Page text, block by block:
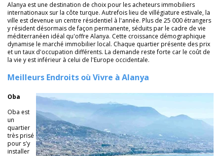
Alanya est une destination de choix pour les acheteurs immobiliers
internationaux sur la côte turque. Autrefois lieu de villégiature estivale, la
ville est devenue un centre résidentiel à l'année. Plus de 25 000 étrangers
y résident désormais de façon permanente, séduits par le cadre de vie
méditerranéen idéal qu'offre Alanya. Cette croissance démographique
dynamise le marché immobilier local. Chaque quartier présente des prix
et un taux d'occupation différents. La demande reste forte car le coût de
la vie y est inférieur à celui de l'Europe occidentale.
Meilleurs Endroits où Vivre à Alanya
Oba
Oba est
un
quartier
très prisé
pour s'y
installer